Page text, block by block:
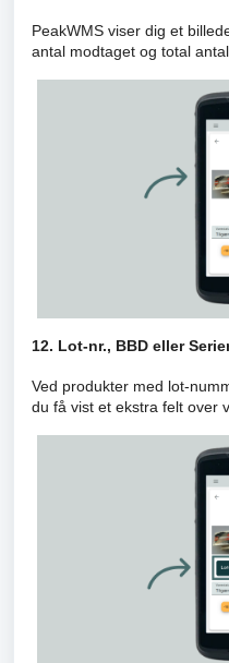
PeakWMS viser dig et
antal modtaget og total
12. Lot-nr., BBD eller
Ved produkter med lot-
du få vist et ekstra felt over